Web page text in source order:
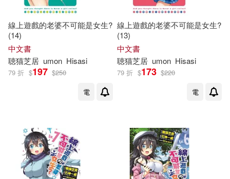
線上遊戲的老婆不可能是女生?
(14)
中文書
聴猫芝居 umon Hisasi
79 折 $197 $250
電
線上遊戲的老婆不可能是女生?
(13)
中文書
聴猫芝居 umon Hisasi
79 折 $173 $220
電